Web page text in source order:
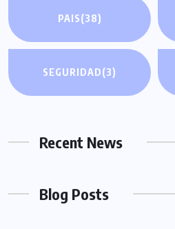
PAIS(38)
SEGURIDAD(3)
Recent News
Blog Posts